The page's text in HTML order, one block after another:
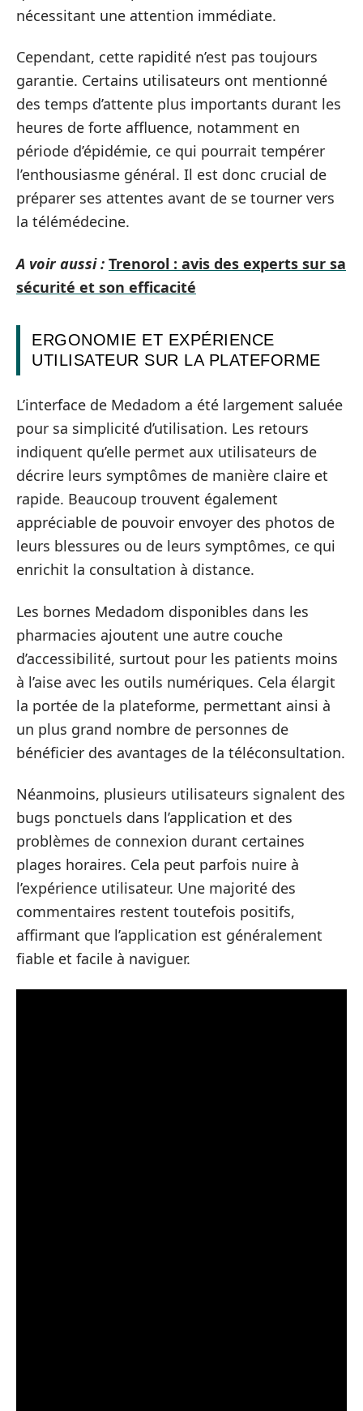
nécessitant une attention immédiate.
Cependant, cette rapidité n’est pas toujours
garantie. Certains utilisateurs ont mentionné
des temps d’attente plus importants durant les
heures de forte affluence, notamment en
période d’épidémie, ce qui pourrait tempérer
l’enthousiasme général. Il est donc crucial de
préparer ses attentes avant de se tourner vers
la télémédecine.
A voir aussi : Trenorol : avis des experts sur sa
sécurité et son efficacité
ERGONOMIE ET EXPÉRIENCE
UTILISATEUR SUR LA PLATEFORME
L’interface de Medadom a été largement saluée
pour sa simplicité d’utilisation. Les retours
indiquent qu’elle permet aux utilisateurs de
décrire leurs symptômes de manière claire et
rapide. Beaucoup trouvent également
appréciable de pouvoir envoyer des photos de
leurs blessures ou de leurs symptômes, ce qui
enrichit la consultation à distance.
Les bornes Medadom disponibles dans les
pharmacies ajoutent une autre couche
d’accessibilité, surtout pour les patients moins
à l’aise avec les outils numériques. Cela élargit
la portée de la plateforme, permettant ainsi à
un plus grand nombre de personnes de
bénéficier des avantages de la téléconsultation.
Néanmoins, plusieurs utilisateurs signalent des
bugs ponctuels dans l’application et des
problèmes de connexion durant certaines
plages horaires. Cela peut parfois nuire à
l’expérience utilisateur. Une majorité des
commentaires restent toutefois positifs,
affirmant que l’application est généralement
fiable et facile à naviguer.